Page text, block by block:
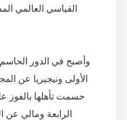
وأصبح في الدور
الأولى ونيجيريا عن
حسمت تأهلها بالفوز
الرابعة ومالي